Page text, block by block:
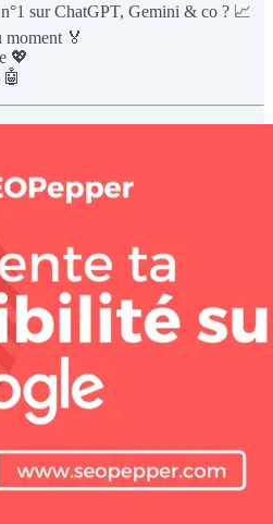
sur ChatGPT, Gemini & co ? 📈
moment 🏅
💖